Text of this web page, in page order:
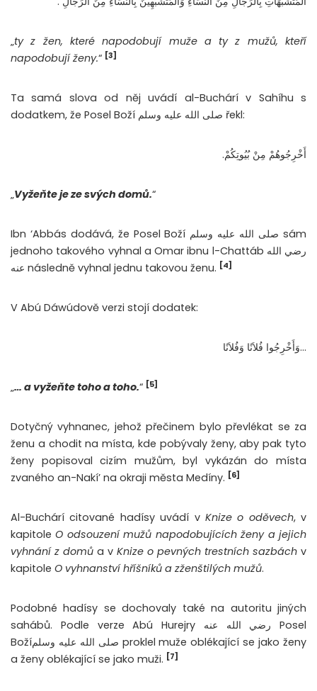
„ty z žen, které napodobují muže a ty z mužů, kteří
napodobují ženy.“ [3]
Ta samá slova od něj uvádí al-Buchárí v Sahíhu s
dodatkem, že Posel Boží صلى الله عليه وسلم řekl:
أَخْرِجُوهُمْ مِنْ بُيُوتِكُمْ.
„Vyžeňte je ze svých domů.“
Ibn ‘Abbás dodává, že Posel Boží صلى الله عليه وسلم sám
jednoho takového vyhnal a Omar ibnu l-Chattáb رضي الله
عنه následně vyhnal jednu takovou ženu. [4]
V Abú Dáwúdově verzi stojí dodatek:
…وَأَخْرِجُوا فُلاَنًا وَفُلاَنًا ‏
„… a vyžeňte toho a toho.“ [5]
Dotyčný vyhnanec, jehož přečinem bylo převlékat se za
ženu a chodit na místa, kde pobývaly ženy, aby pak tyto
ženy popisoval cizím mužům, byl vykázán do místa
zvaného an-Nakí’ na okraji města Medíny. [6]
Al-Buchárí citované hadísy uvádí v Knize o oděvech, v
kapitoleO odsouzení mužů napodobujících ženy a jejich
vyhnání z domů a v Knize o pevných trestních sazbách v
kapitole O vyhnanství hříšníků a zženštilých mužů.
Podobné hadísy se dochovaly také na autoritu jiných
sahábů. Podle verze Abú Hurejry رضي الله عنه Posel
Božíصلى الله عليه وسلم proklel muže oblékající se jako ženy
a ženy oblékající se jako muži. [7]